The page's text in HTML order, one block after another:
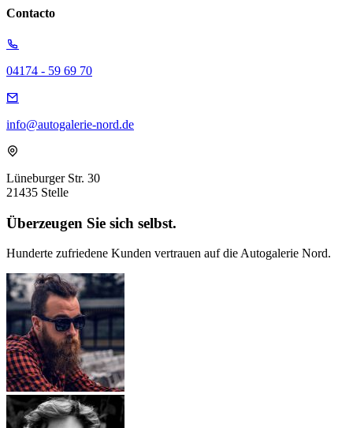
Contacto
04174 - 59 69 70
info@autogalerie-nord.de
Lüneburger Str. 30
21435 Stelle
Überzeugen Sie sich selbst.
Hunderte zufriedene Kunden vertrauen auf die Autogalerie Nord.